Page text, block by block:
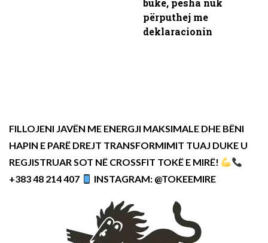
buke, pesha nuk
përputhej me
deklaracionin
FILLOJENI JAVËN ME ENERGJI MAKSIMALE DHE BËNI
HAPIN E PARË DREJT TRANSFORMIMIT TUAJ DUKE U
REGJISTRUAR SOT NË CROSSFIT TOKË E MIRË!
+383 48 214 407
INSTAGRAM: @TOKEEMIRE